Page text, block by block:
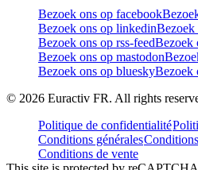
Bezoek ons op facebook
Bezoek ons op linkedinBezoek
Bezoek ons op rss-feedBezoek
Bezoek ons op mastodon
Bezoek ons op blueskyBezoek
© 2026 Euractiv FR. All rights
Politique de confidentialité
Conditions générales
Conditions de vente